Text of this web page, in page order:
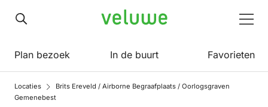
Veluwe
Plan bezoek In de buurt Favorieten
Locaties
Brits Ereveld / Airborne Begraafplaats / Oorlogsgraven
Gemenebest